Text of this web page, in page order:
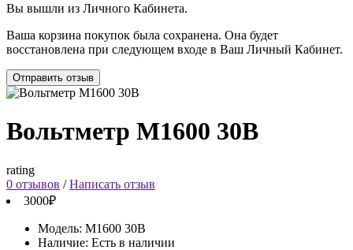
Вы вышли из Личного Кабинета.
Ваша корзина покупок была сохранена. Она будет
восстановлена при следующем входе в Ваш Личный Кабинет.
Отправить отзыв
Вольтметр М1600 30В
rating
0 отзывов /Написать отзыв
3000₽
Модель: М1600 30В
Наличие: Есть в наличии